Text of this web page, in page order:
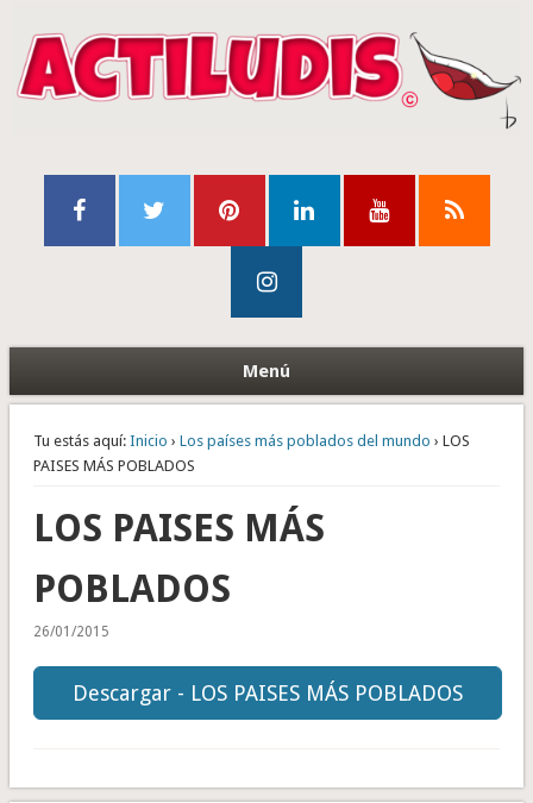
Menú
Tu estás aquí: Inicio › Los países más poblados del mundo › LOS
PAISES MÁS POBLADOS
LOS PAISES MÁS
POBLADOS
26/01/2015
Descargar - LOS PAISES MÁS POBLADOS